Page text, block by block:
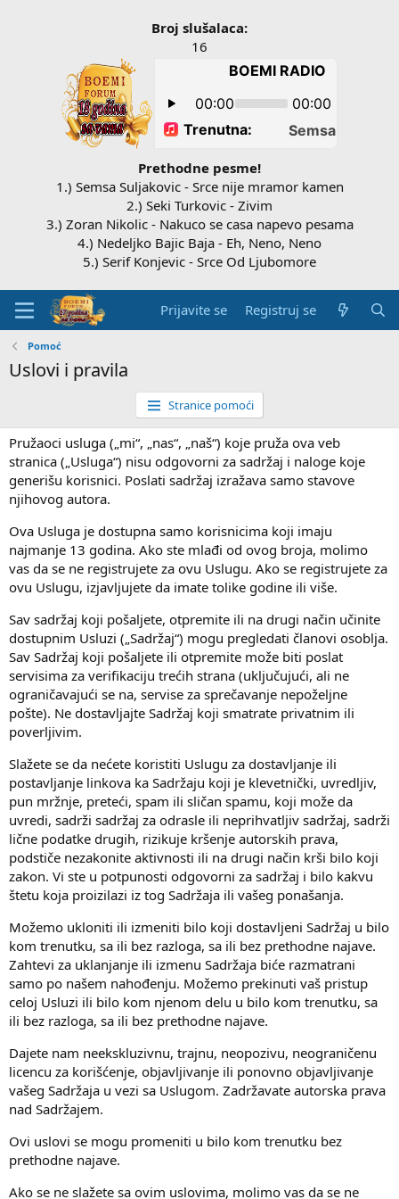
Broj slušalaca:
16
Prethodne pesme!
1.) Semsa Suljakovic - Srce nije mramor kamen
2.) Seki Turkovic - Zivim
3.) Zoran Nikolic - Nakuco se casa napevo pesama
4.) Nedeljko Bajic Baja - Eh, Neno, Neno
5.) Serif Konjevic - Srce Od Ljubomore
Prijavite se Registruj se
Pomoć
Uslovi i pravila
Stranice pomoći
Pružaoci usluga („mi“, „nas“, „naš“) koje pruža ova veb
stranica („Usluga“) nisu odgovorni za sadržaj i naloge koje
generišu korisnici. Poslati sadržaj izražava samo stavove
njihovog autora.
Ova Usluga je dostupna samo korisnicima koji imaju
najmanje 13 godina. Ako ste mlađi od ovog broja, molimo
vas da se ne registrujete za ovu Uslugu. Ako se registrujete za
ovu Uslugu, izjavljujete da imate tolike godine ili više.
Sav sadržaj koji pošaljete, otpremite ili na drugi način učinite
dostupnim Usluzi („Sadržaj“) mogu pregledati članovi osoblja.
Sav Sadržaj koji pošaljete ili otpremite može biti poslat
servisima za verifikaciju trećih strana (uključujući, ali ne
ograničavajući se na, servise za sprečavanje nepoželjne
pošte). Ne dostavljajte Sadržaj koji smatrate privatnim ili
poverljivim.
Slažete se da nećete koristiti Uslugu za dostavljanje ili
postavljanje linkova ka Sadržaju koji je klevetnički, uvredljiv,
pun mržnje, preteći, spam ili sličan spamu, koji može da
uvredi, sadrži sadržaj za odrasle ili neprihvatljiv sadržaj, sadrži
lične podatke drugih, rizikuje kršenje autorskih prava,
podstiče nezakonite aktivnosti ili na drugi način krši bilo koji
zakon. Vi ste u potpunosti odgovorni za sadržaj i bilo kakvu
štetu koja proizilazi iz tog Sadržaja ili vašeg ponašanja.
Možemo ukloniti ili izmeniti bilo koji dostavljeni Sadržaj u bilo
kom trenutku, sa ili bez razloga, sa ili bez prethodne najave.
Zahtevi za uklanjanje ili izmenu Sadržaja biće razmatrani
samo po našem nahođenju. Možemo prekinuti vaš pristup
celoj Usluzi ili bilo kom njenom delu u bilo kom trenutku, sa
ili bez razloga, sa ili bez prethodne najave.
Dajete nam neekskluzivnu, trajnu, neopozivu, neograničenu
licencu za korišćenje, objavljivanje ili ponovno objavljivanje
vašeg Sadržaja u vezi sa Uslugom. Zadržavate autorska prava
nad Sadržajem.
Ovi uslovi se mogu promeniti u bilo kom trenutku bez
prethodne najave.
Ako se ne slažete sa ovim uslovima, molimo vas da se ne